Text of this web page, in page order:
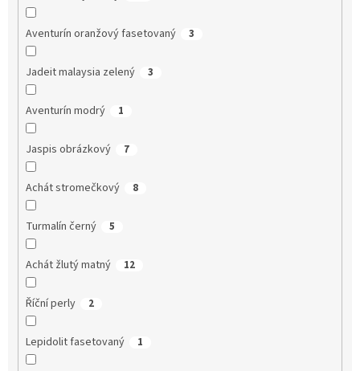
Aventurín oranžový fasetovaný 3
Jadeit malaysia zelený 3
Aventurín modrý 1
Jaspis obrázkový 7
Achát stromečkový 8
Turmalín černý 5
Achát žlutý matný 12
Říční perly 2
Lepidolit fasetovaný 1